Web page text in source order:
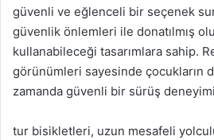
güvenli ve eğlenceli bir seçenek
güvenlik önlemleri ile donatılmış
kullanabileceği tasarımlara sahip.
görünümleri sayesinde çocukların
zamanda güvenli bir sürüş
tur bisikletleri, uzun mesafeli